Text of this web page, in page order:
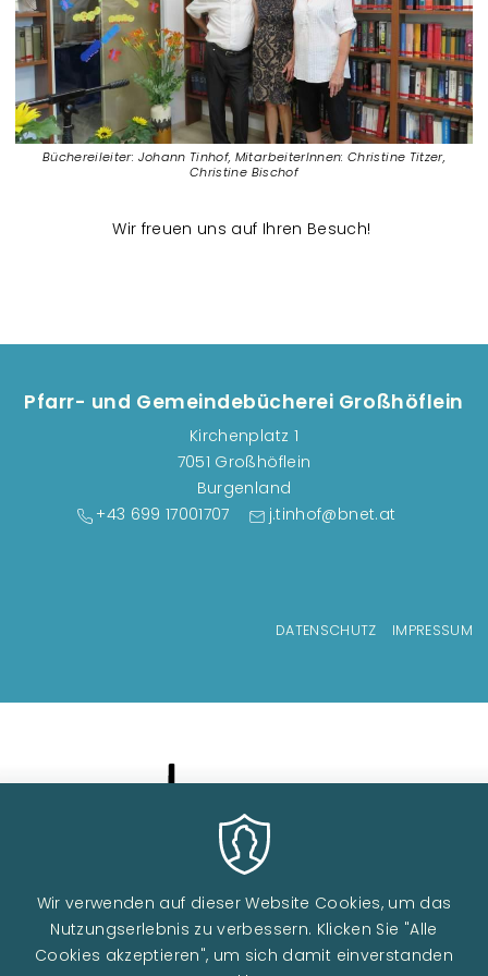
Büchereileiter: Johann Tinhof, MitarbeiterInnen: Christine Titzer,
Christine Bischof
​Wir freuen uns auf Ihren Besuch!
Pfarr- und Gemeindebücherei Großhöflein
Kirchenplatz 1
7051 Großhöflein
Burgenland
+43 699 17001707
j.tinhof@bnet.at
DATENSCHUTZ IMPRESSUM
Image
Wir verwenden auf dieser Website Cookies, um das
Nutzungserlebnis zu verbessern. Klicken Sie "Alle
Cookies akzeptieren", um sich damit einverstanden